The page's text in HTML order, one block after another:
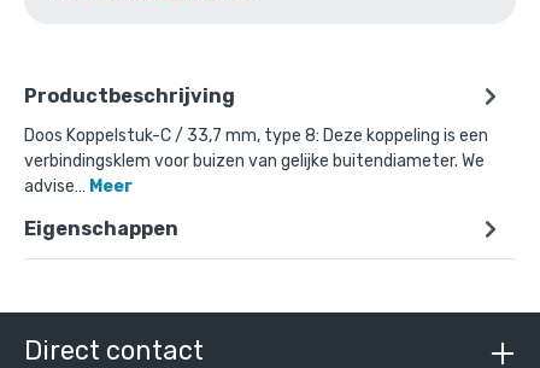
Productbeschrijving
Doos Koppelstuk-C / 33,7 mm, type 8: Deze koppeling is een
verbindingsklem voor buizen van gelijke buitendiameter. We
advise… Meer
Eigenschappen
€ 10,83 incl. BTW
Direct contact